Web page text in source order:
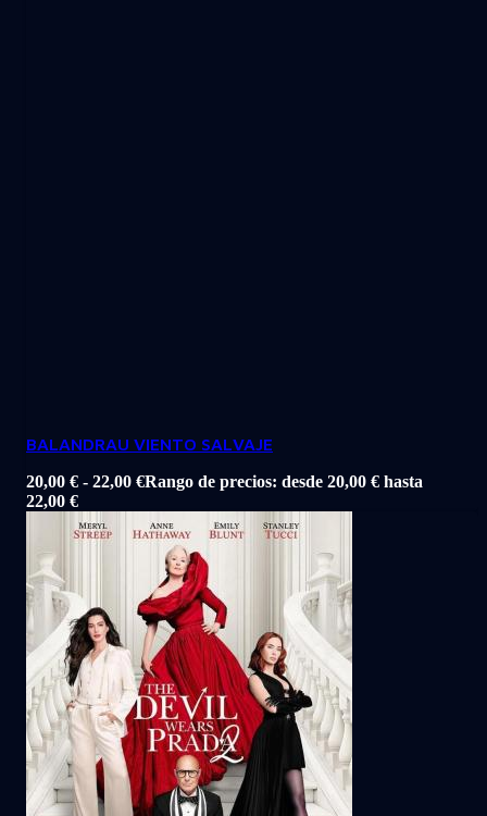
BALANDRAU VIENTO SALVAJE
20,00 € - 22,00 €Rango de precios: desde 20,00 € hasta
22,00 €